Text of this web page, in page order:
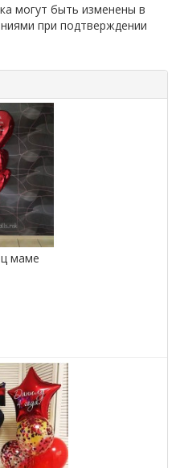
могут быть изменены в
при подтверждении
маме